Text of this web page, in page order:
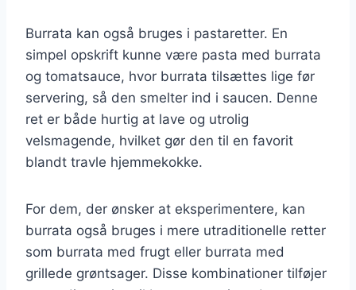
Burrata kan også bruges i pastaretter. En
simpel opskrift kunne være pasta med burrata
og tomatsauce, hvor burrata tilsættes lige før
servering, så den smelter ind i saucen. Denne
ret er både hurtig at lave og utrolig
velsmagende, hvilket gør den til en favorit
blandt travle hjemmekokke.
For dem, der ønsker at eksperimentere, kan
burrata også bruges i mere utraditionelle retter
som burrata med frugt eller burrata med
grillede grøntsager. Disse kombinationer tilføjer